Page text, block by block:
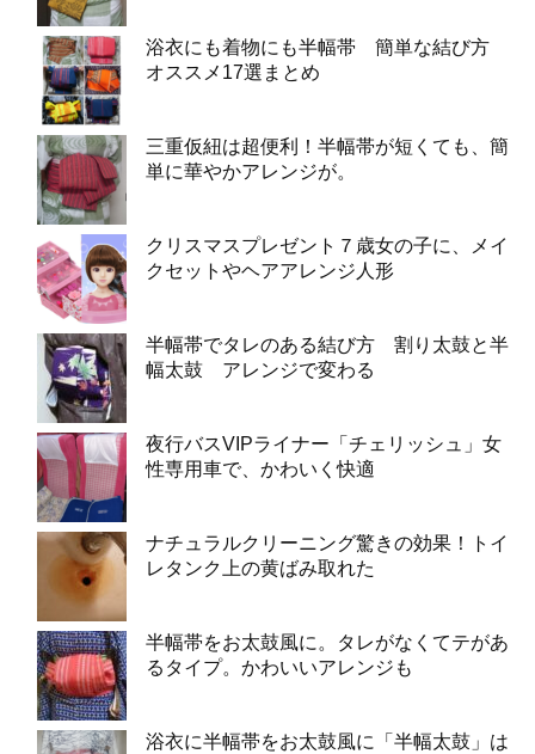
浴衣にも着物にも半幅帯 簡単な結び方
オススメ17選まとめ
三重仮紐は超便利！半幅帯が短くても、簡
単に華やかアレンジが。
クリスマスプレゼント７歳女の子に、メイ
クセットやヘアアレンジ人形
半幅帯でタレのある結び方 割り太鼓と半
幅太鼓 アレンジで変わる
夜行バスVIPライナー「チェリッシュ」女
性専用車で、かわいく快適
ナチュラルクリーニング驚きの効果！トイ
レタンク上の黄ばみ取れた
半幅帯をお太鼓風に。タレがなくてテがあ
るタイプ。かわいいアレンジも
浴衣に半幅帯をお太鼓風に「半幅太鼓」は